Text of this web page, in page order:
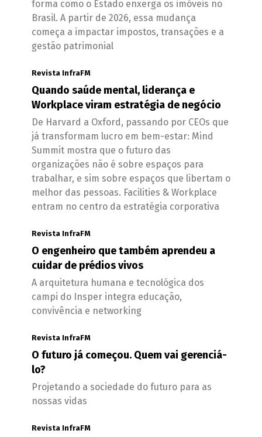
forma como o Estado enxerga os imóveis no
Brasil. A partir de 2026, essa mudança
começa a impactar impostos, transações e a
gestão patrimonial
Revista InfraFM
Quando saúde mental, liderança e
Workplace viram estratégia de negócio
De Harvard a Oxford, passando por CEOs que
já transformam lucro em bem-estar: Mind
Summit mostra que o futuro das
organizações não é sobre espaços para
trabalhar, e sim sobre espaços que libertam o
melhor das pessoas. Facilities & Workplace
entram no centro da estratégia corporativa
Revista InfraFM
O engenheiro que também aprendeu a
cuidar de prédios vivos
A arquitetura humana e tecnológica dos
campi do Insper integra educação,
convivência e networking
Revista InfraFM
O futuro já começou. Quem vai gerenciá-
lo?
Projetando a sociedade do futuro para as
nossas vidas
Revista InfraFM